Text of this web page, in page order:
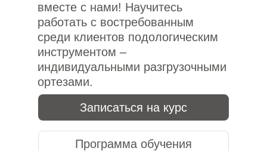
вместе с нами! Научитесь
работать с востребованным
среди клиентов подологическим
инструментом –
индивидуальными разгрузочными
ортезами.
Записаться на курс
Программа обучения